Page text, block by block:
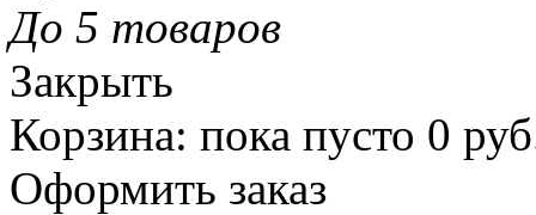
До 5 товаров
Закрыть
Корзина: пока пусто 0
Оформить заказ